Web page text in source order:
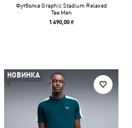
Футболка Graphic Stadium Relaxed
Tee Men
1 690,00 ₴
НОВИНКА